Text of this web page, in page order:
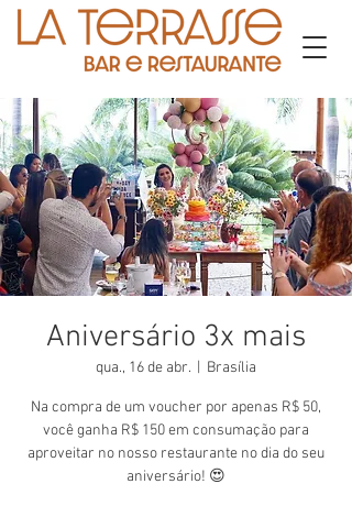
Aniversário 3x mais
qua., 16 de abr. Brasília
Na compra de um voucher por apenas R$ 50,
você ganha R$ 150 em consumação para
aproveitar no nosso restaurante no dia do seu
aniversário! 😍